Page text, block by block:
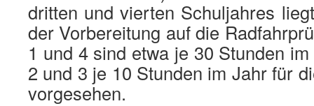
dritten und vierten Schuljahres
der Vorbereitung auf die
1 und 4 sind etwa je 30 Stunden
2 und 3 je 10 Stunden im Jahr für
vorgesehen.